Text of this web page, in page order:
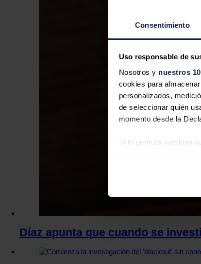
Consentimiento
Uso responsable de
Nosotros y nuestros
cookies para
personalizados,
de seleccionar quién
momento desde la
Si lo permite, también
Las cookies de este
y analizar el tráfico.
redes sociales,
que hayan recopilado a
Díaz apunta que cuando se